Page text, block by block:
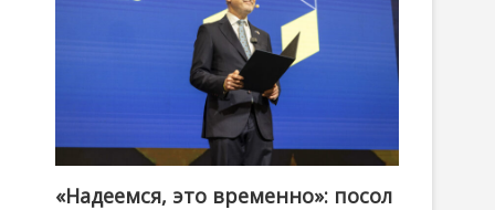
«Надеемся, это временно»: посол